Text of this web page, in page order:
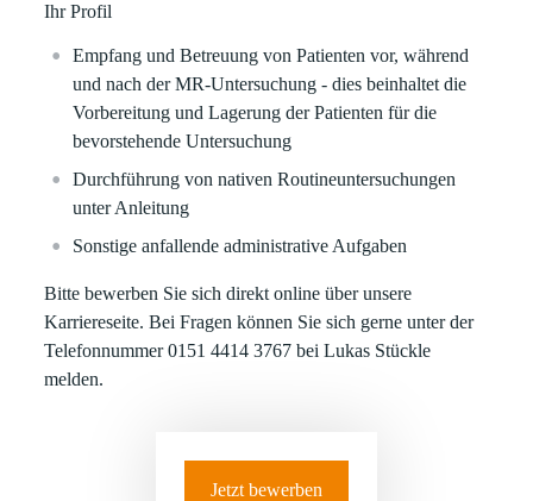
Ihr Profil
Empfang und Betreuung von Patienten vor, während
und nach der MR-Untersuchung - dies beinhaltet die
Vorbereitung und Lagerung der Patienten für die
bevorstehende Untersuchung
Durchführung von nativen Routineuntersuchungen
unter Anleitung
Sonstige anfallende administrative Aufgaben
Bitte bewerben Sie sich direkt online über unsere
Karriereseite. Bei Fragen können Sie sich gerne unter der
Telefonnummer 0151 4414 3767 bei Lukas Stückle
melden.
Jetzt bewerben